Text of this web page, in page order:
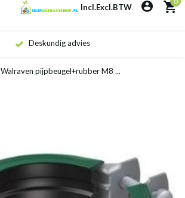
Incl.Excl.BTW
Deskundig advies
Walraven pijpbeugel+rubber M8 ...